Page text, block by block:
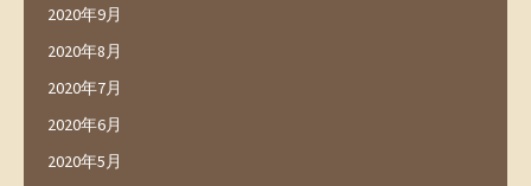
2020年9月
2020年8月
2020年7月
2020年6月
2020年5月